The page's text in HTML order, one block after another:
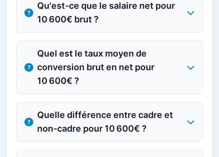
Qu'est-ce que le salaire net pour
10 600€ brut ?
Quel est le taux moyen de
conversion brut en net pour
10 600€ ?
Quelle différence entre cadre et
non-cadre pour 10 600€ ?